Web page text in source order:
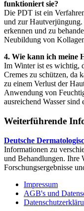
funktioniert sie?
Die PDT ist ein
und zur
erkennen und zu
Neubildung von
4. Wie kann ich meine
Im Winter ist es wichtig,
Cremes zu schützen, da
zu einem Verlust der
Anwendung von
ausreichend Wasser sind
Weiterführende
Deutsche
Informationen zu
und Behandlungen. Ihre
Forschungsergebnisse
Impressum
AGB's und